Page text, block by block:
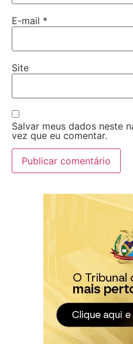
E-mail *
Site
Salvar meus dados neste
vez que eu comentar.